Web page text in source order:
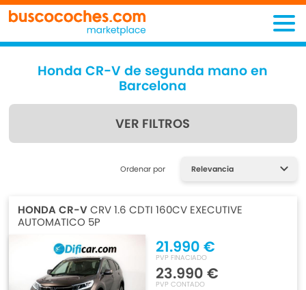
Honda CR-V de segunda mano en
Barcelona
VER FILTROS
Encuentra lo que estás
Ordenar por
HONDA CR-VCRV 1.6 CDTI 160CV EXECUTIVE
AUTOMATICO 5P
21.990 €
PVP FINACIADO
23.990 €
PVP CONTADO